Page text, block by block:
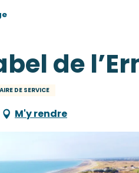
de
AIRE DE SERVICE
M'y rendre